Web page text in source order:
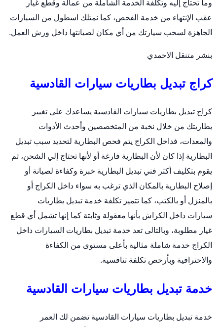
وما تحتاج إليه وتكلفة الخدمة الشاملة من عمالة وقطع غيار
عقب الإنتهاء من خدمة الفحص، كما نمتلك اسطول من السيارات
الجاهزة لسحب سيارتك من أي مكان لصيانتها داخل ورش العمل.
بنشر متنقل الاحمدي
كراج تبديل بطاريات سيارات القادسية
كراج تبديل بطاريات سيارات القادسية يساعدك على تغيير
بطاريتك من خلال نخبة من المتخصصين وأحدث الأدوات
والمعدات، فداخل الكراج يتم فحص البطارية لتحديد سبب تبديل
البطارية إذا كان لأن البطارية فارغة أو لأنها تحتاج إلي الشحن، ثم
يقوم بتكليف أكثر فني تبديل البطارية خبرة وكفاءة لصيانة أو
إصلاح البطارية بالمكان الذي ترغب به سواء داخل الكراج أو
بالمنزل أو بالكتب، كما تتميز تكلفة خدمة تبديل بطاريات
سيارات داخل الكراش بأنها معقولة وثابتة كما إنها تشمل أي قطع
غيار مطلوبة، وبالتالى تعد خدمة تبديل بطاريات السيارات داخل
الكراج خدمة شاملة مثالية بأعلى مستوى من الكفاءة
والاحترافية وبأرخص تكلفة تنافسية.
خدمة تبديل بطاريات سيارات القادسية
خدمة تبديل بطاريات سيارات القادسية تضمن لك العمر